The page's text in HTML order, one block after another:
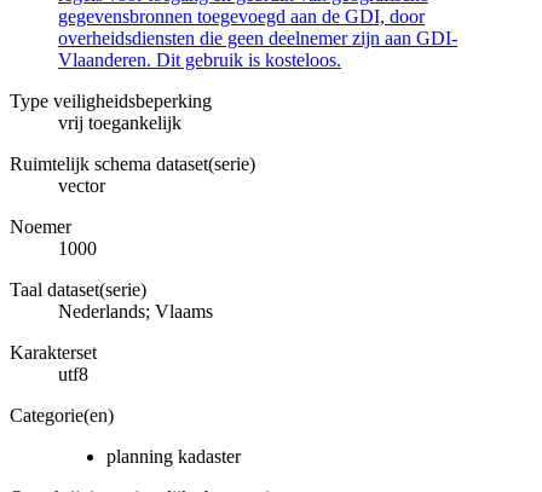
gegevensbronnen toegevoegd aan de GDI, door
overheidsdiensten die geen deelnemer zijn aan GDI-
Vlaanderen. Dit gebruik is kosteloos.
Type veiligheidsbeperking
vrij toegankelijk
Ruimtelijk schema dataset(serie)
vector
Noemer
1000
Taal dataset(serie)
Nederlands; Vlaams
Karakterset
utf8
Categorie(en)
planning kadaster